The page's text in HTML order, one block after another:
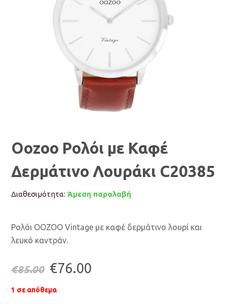
Oozoo Ρολόι με Καφέ
Δερμάτινο Λουράκι C20385
Διαθεσιμότητα: Άμεση παραλαβή
Ρολόι OOZOO Vintage με καφέ δερμάτινο λουρί και
λευκό καντράν.
€85.00 Original
price
€76.00
1 σε απόθεμα